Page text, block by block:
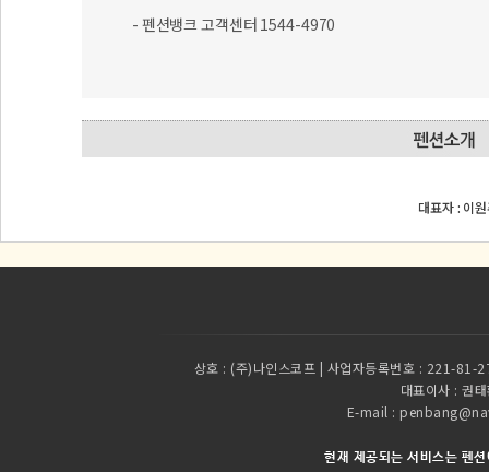
- 펜션뱅크 고객센터 1544-4970
대표자 : 이
상호 : (주)나인스코프 | 사업자등록번호 : 221-81-
대표이사 : 권
E-mail :
현재 제공되는 서비스는 펜